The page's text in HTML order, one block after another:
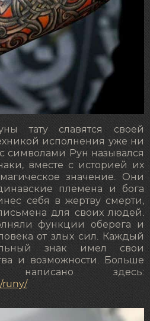
тату славятся своей
исполнения уже ни
символами Рун назывался
вместе с историей их
значение. Они
племена и бога
себя в жертву смерти,
для своих людей.
функции оберега и
от злых сил. Каждый
знак имел свои
и возможности. Больше
здесь:
runy/